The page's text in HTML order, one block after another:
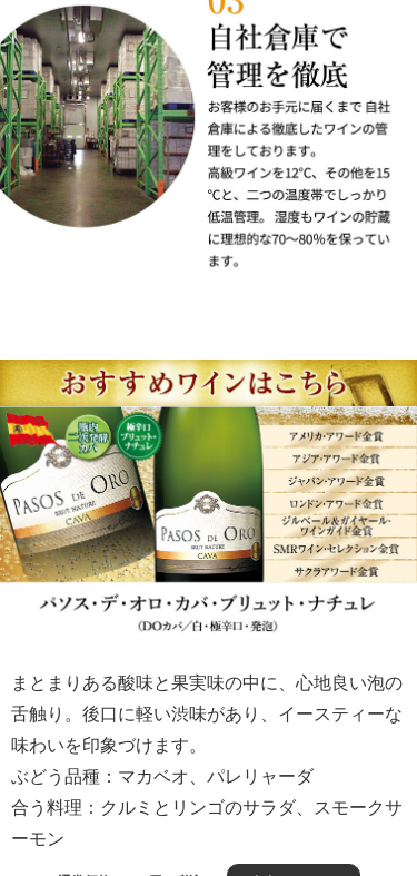
まとまりある酸味と果実味の中に、心地良い泡の
舌触り。後口に軽い渋味があり、イースティーな
味わいを印象づけます。
ぶどう品種：マカベオ、パレリャーダ
合う料理：クルミとリンゴのサラダ、スモークサ
ーモン